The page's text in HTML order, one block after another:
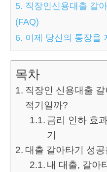
5. 직장인신용대출 갈
(FAQ)
6. 이제 당신의 통장을
목차
직장인 신용대출
적기일까?
금리 인하 효
기
대출 갈아타기 성
내 대출, 갈아